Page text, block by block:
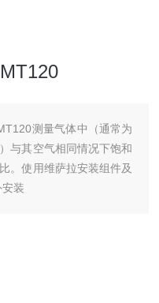
测量气体中（通常为
与其空气相同情况下饱和
。使用维萨拉安装组件及
装